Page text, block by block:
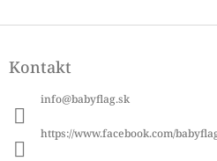
Z
pKontakt
info@babyflag.sk
https://www.facebook.com/